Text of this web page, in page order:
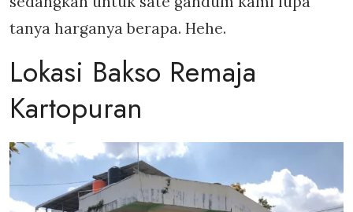
tanya harganya berapa. Hehe.
Lokasi Bakso Remaja
Kartopuran